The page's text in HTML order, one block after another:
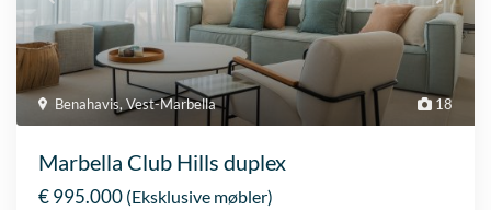
18
Benahavis,Vest-Marbella
Marbella Club Hills duplex
€ 995.000 (Eksklusive møbler)